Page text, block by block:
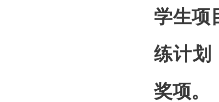
学生项
练计划
奖项。